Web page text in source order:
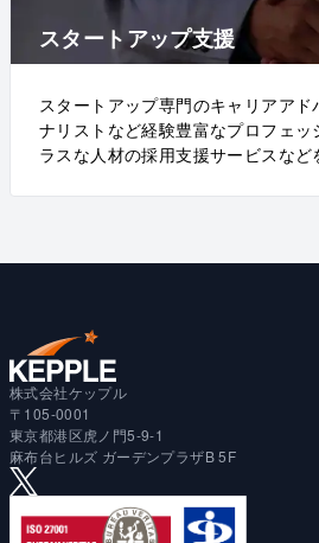
スタートアップ支援
スタートアップ専門のキャリアア
ナリストなど経験豊富なプロフェッ
ラスな人材の採用支援サービスなど
株式会社ケップル
〒105-0001
東京都港区虎ノ門5-9-1
麻布台ヒルズ ガーデンプラザB 5F